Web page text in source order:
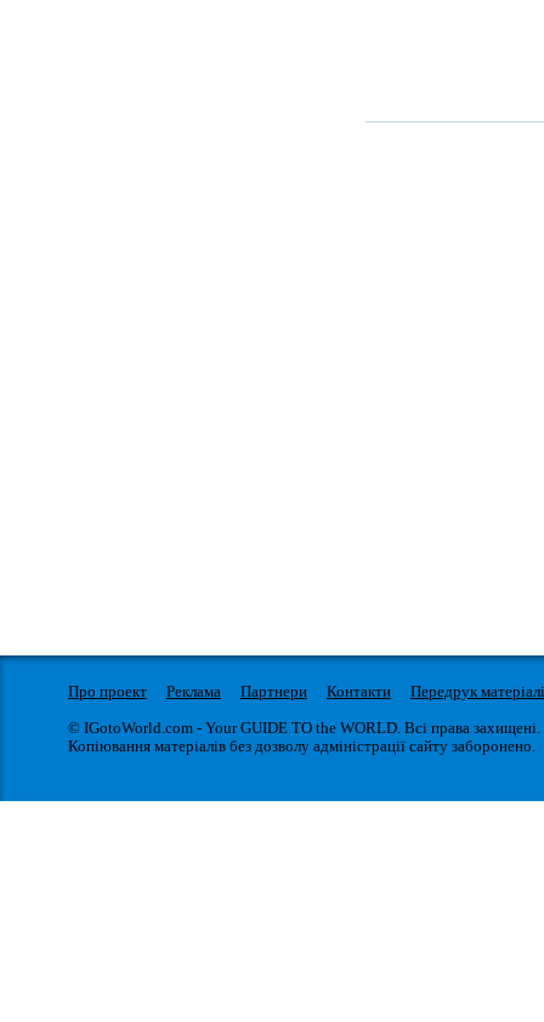
Про проект Реклама Партнери Контакти
Передрук
© IGotoWorld.com - Your GUIDE TO the WORLD. Всі права захищені.
Копіювання матеріалів без дозволу адміністрації сайту заборонено.